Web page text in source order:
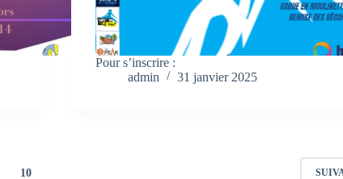
Pour s’inscrire :
admin
31 janvier 2025
10